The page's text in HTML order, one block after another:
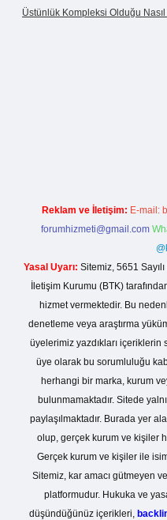
Üstünlük Kompleksi Olduğu Nasıl
Reklam ve İletişim: E-mail:
forumhizmeti@gmail.com
Yasal Uyarı: Sitemiz, 5651
İletişim Kurumu (BTK)
hizmet vermektedir. Bu
denetleme veya araştırma
üyelerimiz yazdıkları içeriklerin
üye olarak bu sorumluluğu
herhangi bir marka, kurum
bulunmamaktadır. Sitede
paylaşılmaktadır. Burada yer
olup, gerçek kurum ve kişiler
Gerçek kurum ve kişiler ile
Sitemiz, kar amacı gütmeyen
platformudur. Hukuka ve
düşündüğünüz içerikleri,